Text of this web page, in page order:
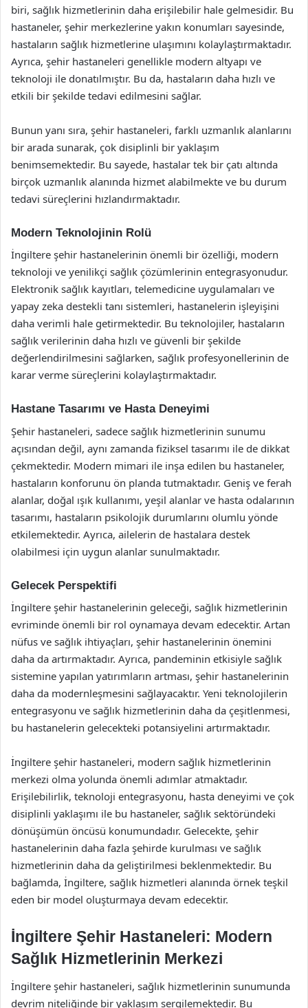
biri, sağlık hizmetlerinin daha erişilebilir hale gelmesidir. Bu
hastaneler, şehir merkezlerine yakın konumları sayesinde,
hastaların sağlık hizmetlerine ulaşımını kolaylaştırmaktadır.
Ayrıca, şehir hastaneleri genellikle modern altyapı ve
teknoloji ile donatılmıştır. Bu da, hastaların daha hızlı ve
etkili bir şekilde tedavi edilmesini sağlar.
Bunun yanı sıra, şehir hastaneleri, farklı uzmanlık alanlarını
bir arada sunarak, çok disiplinli bir yaklaşım
benimsemektedir. Bu sayede, hastalar tek bir çatı altında
birçok uzmanlık alanında hizmet alabilmekte ve bu durum
tedavi süreçlerini hızlandırmaktadır.
Modern Teknolojinin Rolü
İngiltere şehir hastanelerinin önemli bir özelliği, modern
teknoloji ve yenilikçi sağlık çözümlerinin entegrasyonudur.
Elektronik sağlık kayıtları, telemedicine uygulamaları ve
yapay zeka destekli tanı sistemleri, hastanelerin işleyişini
daha verimli hale getirmektedir. Bu teknolojiler, hastaların
sağlık verilerinin daha hızlı ve güvenli bir şekilde
değerlendirilmesini sağlarken, sağlık profesyonellerinin de
karar verme süreçlerini kolaylaştırmaktadır.
Hastane Tasarımı ve Hasta Deneyimi
Şehir hastaneleri, sadece sağlık hizmetlerinin sunumu
açısından değil, aynı zamanda fiziksel tasarımı ile de dikkat
çekmektedir. Modern mimari ile inşa edilen bu hastaneler,
hastaların konforunu ön planda tutmaktadır. Geniş ve ferah
alanlar, doğal ışık kullanımı, yeşil alanlar ve hasta odalarının
tasarımı, hastaların psikolojik durumlarını olumlu yönde
etkilemektedir. Ayrıca, ailelerin de hastalara destek
olabilmesi için uygun alanlar sunulmaktadır.
Gelecek Perspektifi
İngiltere şehir hastanelerinin geleceği, sağlık hizmetlerinin
evriminde önemli bir rol oynamaya devam edecektir. Artan
nüfus ve sağlık ihtiyaçları, şehir hastanelerinin önemini
daha da artırmaktadır. Ayrıca, pandeminin etkisiyle sağlık
sistemine yapılan yatırımların artması, şehir hastanelerinin
daha da modernleşmesini sağlayacaktır. Yeni teknolojilerin
entegrasyonu ve sağlık hizmetlerinin daha da çeşitlenmesi,
bu hastanelerin gelecekteki potansiyelini artırmaktadır.
İngiltere şehir hastaneleri, modern sağlık hizmetlerinin
merkezi olma yolunda önemli adımlar atmaktadır.
Erişilebilirlik, teknoloji entegrasyonu, hasta deneyimi ve çok
disiplinli yaklaşımı ile bu hastaneler, sağlık sektöründeki
dönüşümün öncüsü konumundadır. Gelecekte, şehir
hastanelerinin daha fazla şehirde kurulması ve sağlık
hizmetlerinin daha da geliştirilmesi beklenmektedir. Bu
bağlamda, İngiltere, sağlık hizmetleri alanında örnek teşkil
eden bir model oluşturmaya devam edecektir.
İngiltere Şehir Hastaneleri: Modern
Sağlık Hizmetlerinin Merkezi
İngiltere şehir hastaneleri, sağlık hizmetlerinin sunumunda
devrim niteliğinde bir yaklaşım sergilemektedir. Bu